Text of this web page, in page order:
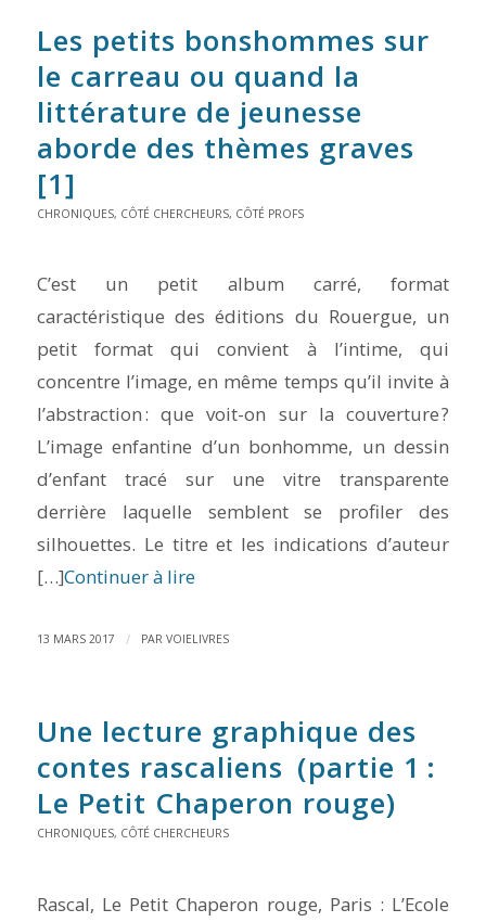
Les petits bonshommes sur
le carreau ou quand la
littérature de jeunesse
aborde des thèmes graves
[1]
CHRONIQUES, CÔTÉ CHERCHEURS, CÔTÉ PROFS
C’est un petit album carré, format
caractéristique des éditions du Rouergue, un
petit format qui convient à l’intime, qui
concentre l’image, en même temps qu’il invite à
l’abstraction : que voit-on sur la couverture ?
L’image enfantine d’un bonhomme, un dessin
d’enfant tracé sur une vitre transparente
derrière laquelle semblent se profiler des
silhouettes. Le titre et les indications d’auteur
[…]Continuer à lire
13 MARS 2017 / PAR VOIELIVRES
Une lecture graphique des
contes rascaliens (partie 1 :
Le Petit Chaperon rouge)
CHRONIQUES, CÔTÉ CHERCHEURS
Rascal, Le Petit Chaperon rouge, Paris : L’Ecole